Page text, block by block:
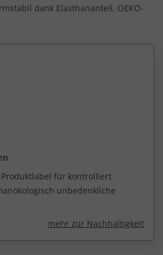
dank Elasthananteil, OEKO-
für kontrolliert
unbedenkliche
mehr zur Nachhaltigkeit